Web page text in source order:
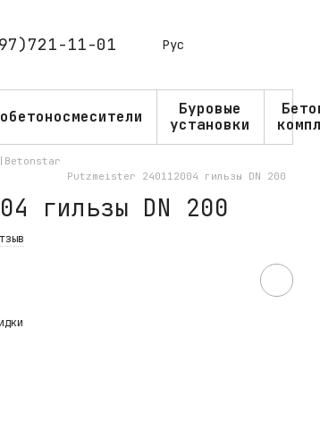
11-01 Рус
Буровые
установки
Putzmeister 240112004 гильзы DN 200
гильзы DN 200